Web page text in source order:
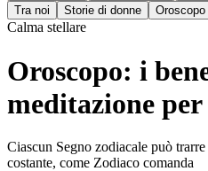
Tra noi
Storie di donne Oroscopo
Calma stellare
Oroscopo: i
meditazione per
Ciascun Segno zodiacale può
costante, come Zodiaco comanda